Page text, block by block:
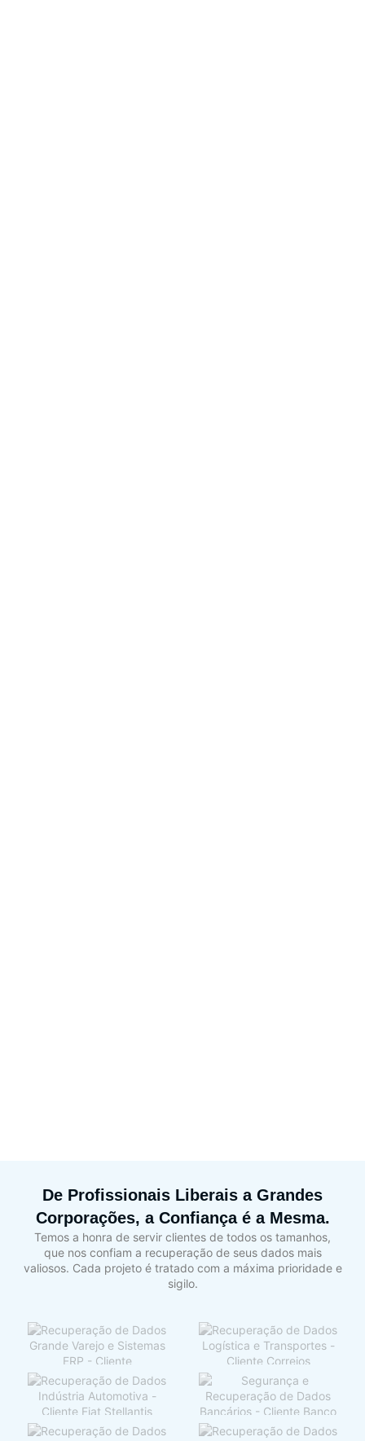
De Profissionais Liberais a Grandes
Corporações, a Confiança é a Mesma.
Temos a honra de servir clientes de todos os tamanhos,
que nos confiam a recuperação de seus dados mais
valiosos. Cada projeto é tratado com a máxima prioridade e
sigilo.